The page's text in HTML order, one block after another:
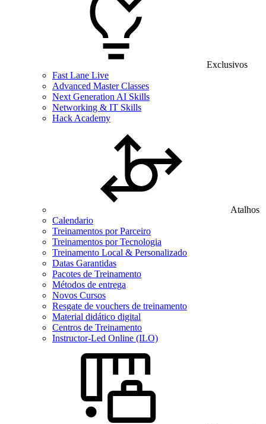
Exclusivos
Fast Lane Live
Advanced Master Classes
Next Generation AI Skills
Networking & IT Skills
Hack Academy
Atalhos
Calendario
Treinamentos por Parceiro
Treinamentos por Tecnologia
Treinamento Local & Personalizado
Datas Garantidas
Pacotes de Treinamento
Métodos de entrega
Novos Cursos
Resgate de vouchers de treinamento
Material didático digital
Centros de Treinamento
Instructor-Led Online (ILO)